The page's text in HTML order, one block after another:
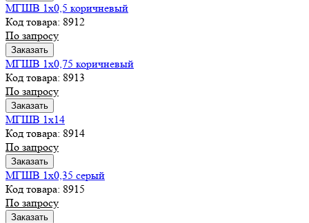
МГШВ 1х0,5 коричневый
Код товара: 8912
По запросу
Заказать
МГШВ 1х0,75 коричневый
Код товара: 8913
По запросу
Заказать
МГШВ 1х14
Код товара: 8914
По запросу
Заказать
МГШВ 1х0,35 серый
Код товара: 8915
По запросу
Заказать